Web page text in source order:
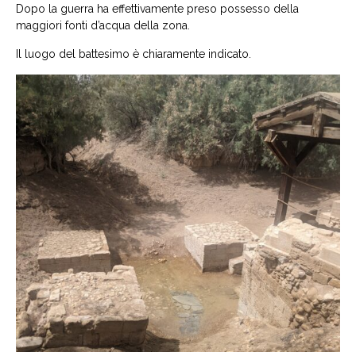
Dopo la guerra ha effettivamente preso possesso della
maggiori fonti d’acqua della zona.
Il luogo del battesimo è chiaramente indicato.